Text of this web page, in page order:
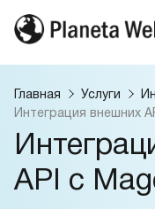
Главная Услуги
Интеграция внешних
API с